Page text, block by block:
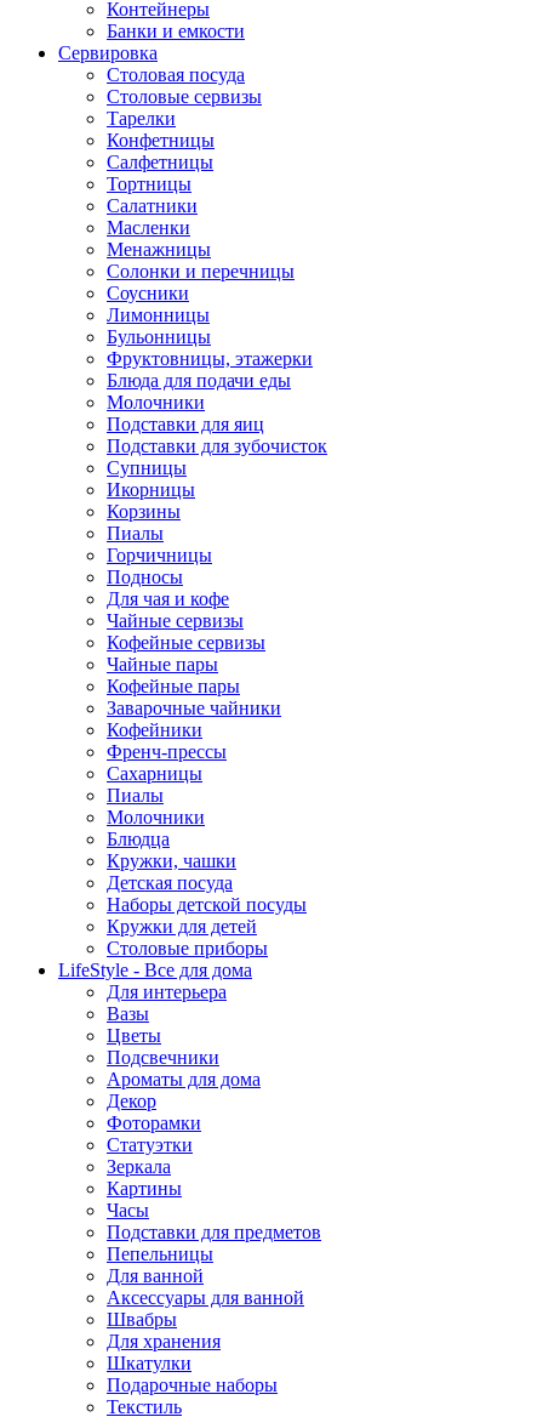
Контейнеры
Банки и емкости
Сервировка
Столовая посуда
Столовые сервизы
Тарелки
Конфетницы
Салфетницы
Тортницы
Салатники
Масленки
Менажницы
Солонки и перечницы
Соусники
Лимонницы
Бульонницы
Фруктовницы, этажерки
Блюда для подачи еды
Молочники
Подставки для яиц
Подставки для зубочисток
Супницы
Икорницы
Корзины
Пиалы
Горчичницы
Подносы
Для чая и кофе
Чайные сервизы
Кофейные сервизы
Чайные пары
Кофейные пары
Заварочные чайники
Кофейники
Френч-прессы
Сахарницы
Пиалы
Молочники
Блюдца
Кружки, чашки
Детская посуда
Наборы детской посуды
Кружки для детей
Столовые приборы
LifeStyle - Все для дома
Для интерьера
Вазы
Цветы
Подсвечники
Ароматы для дома
Декор
Фоторамки
Статуэтки
Зеркала
Картины
Часы
Подставки для предметов
Пепельницы
Для ванной
Аксессуары для ванной
Швабры
Для хранения
Шкатулки
Подарочные наборы
Текстиль